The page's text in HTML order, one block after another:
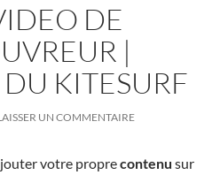
DE
|
KITESURF
UN COMMENTAIRE
votre proprecontenu sur